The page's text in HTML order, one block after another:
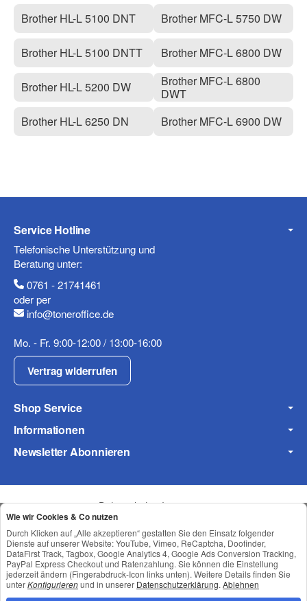
Brother HL-L 5100 DNT
Brother HL-L 5100 DNTT
Brother HL-L 5200 DW
Brother HL-L 6250 DN
Brother MFC-L 5750 DW
Brother MFC-L 6800 DW
Brother MFC-L 6800
DWT
Brother MFC-L 6900 DW
Service Hotline
Telefonische Unterstützung und
Beratung unter:
0761 - 21741461
oder per
info@toneroffice.de
Mo. - Fr. 9:00-12:00 / 13:00-16:00
Vertrag widerrufen
Shop Service
Informationen
Newsletter Abonnieren
Datenschutz•Impressum
Wie wir Cookies & Co nutzen
Durch Klicken auf „Alle akzeptieren“ gestatten Sie den Einsatz folgender
Dienste auf unserer Website: YouTube, Vimeo, ReCaptcha, Doofinder,
DataFirst Track, Tagbox, Google Analytics 4, Google Ads Conversion Tracking,
PayPal Express Checkout und Ratenzahlung. Sie können die Einstellung
jederzeit ändern (Fingerabdruck-Icon links unten). Weitere Details finden Sie
unterKonfigurierenund in unserer Datenschutzerklärung. Ablehnen